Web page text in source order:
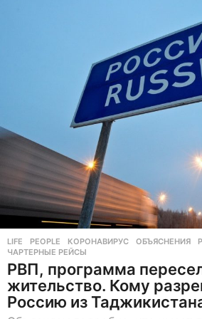
LIFE ,PEOPLE КОРОНАВИРУС ,ОБЪЯСНЕНИЯ ,
ЧАРТЕРНЫЕ РЕЙСЫ
РВП, программа
жительство. Кому
Россию из